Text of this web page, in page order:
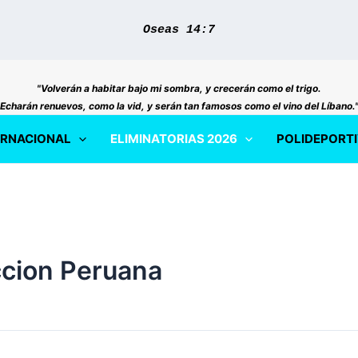
Oseas 14:7
"Volverán a habitar bajo mi sombra, y crecerán como el trigo.
Echarán renuevos, como la vid, y serán tan famosos como el vino del Líbano."
ELIMINATORIAS 2026
Peruana